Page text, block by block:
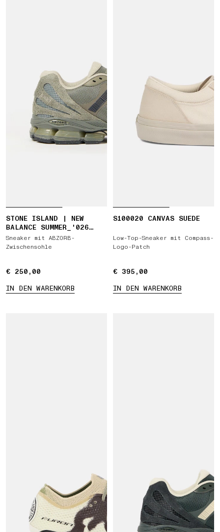
STONE ISLAND | NEW
BALANCE SUMMER_'026
CAPSULE ABZORB 1890
Sneaker mit ABZORB-
Zwischensohle
€ 250,00
€ 250,00
IN DEN WARENKORB
S100020 CANVAS SUEDE
Low-Top-Sneaker mit Compass-
Logo-Patch
€ 395,00
€ 395,00
IN DEN WARENKORB